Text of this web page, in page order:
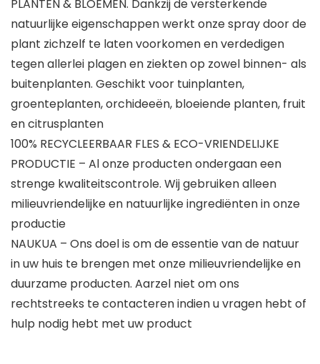
PLANTEN & BLOEMEN. Dankzij de versterkende
natuurlijke eigenschappen werkt onze spray door de
plant zichzelf te laten voorkomen en verdedigen
tegen allerlei plagen en ziekten op zowel binnen- als
buitenplanten. Geschikt voor tuinplanten,
groenteplanten, orchideeën, bloeiende planten, fruit
en citrusplanten
100% RECYCLEERBAAR FLES & ECO-VRIENDELIJKE
PRODUCTIE – Al onze producten ondergaan een
strenge kwaliteitscontrole. Wij gebruiken alleen
milieuvriendelijke en natuurlijke ingrediënten in onze
productie
NAUKUA – Ons doel is om de essentie van de natuur
in uw huis te brengen met onze milieuvriendelijke en
duurzame producten. Aarzel niet om ons
rechtstreeks te contacteren indien u vragen hebt of
hulp nodig hebt met uw product